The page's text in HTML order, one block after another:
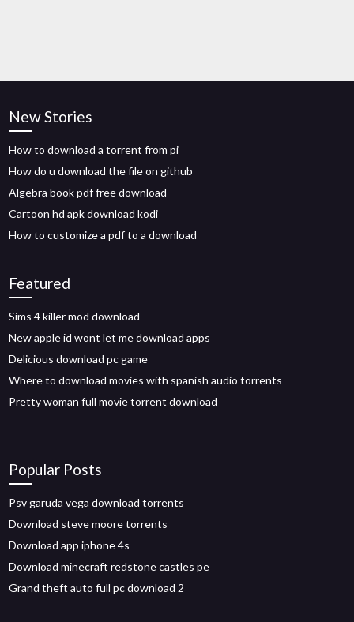
New Stories
How to download a torrent from pi
How do u download the file on github
Algebra book pdf free download
Cartoon hd apk download kodi
How to customize a pdf to a download
Featured
Sims 4 killer mod download
New apple id wont let me download apps
Delicious download pc game
Where to download movies with spanish audio torrents
Pretty woman full movie torrent download
Popular Posts
Psv garuda vega download torrents
Download steve moore torrents
Download app iphone 4s
Download minecraft redstone castles pe
Grand theft auto full pc download 2